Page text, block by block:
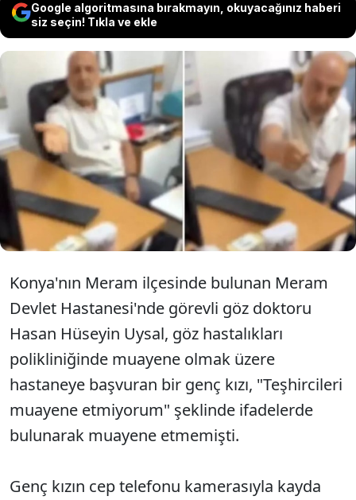
Google algoritmasına bırakmayın, okuyacağınız haberi
siz seçin! Tıkla ve ekle
Konya Meram Devlet Hastanesi'nde görevli
doktor Hasan Hüseyin Uysal, kıyafetinin "açık"
olduğunu öne sürdüğü genç bir kadını muayene
etmeyi reddetmişti. İHH Konya Şube Başkanı da
olan Uysal, hakkında Konya Valiliği’nce
soruşturma başlatılmıştı. Uysal’ın görevine
devam ettiğine dair fotoğraflar paylaşıldı.
Konya'nın Meram ilçesinde bulunan Meram
Devlet Hastanesi'nde görevli göz doktoru
Hasan Hüseyin Uysal, göz hastalıkları
polikliniğinde muayene olmak üzere
hastaneye başvuran bir genç kızı, "Teşhircileri
muayene etmiyorum" şeklinde ifadelerde
bulunarak muayene etmemişti.
Genç kızın cep telefonu kamerasıyla kayda